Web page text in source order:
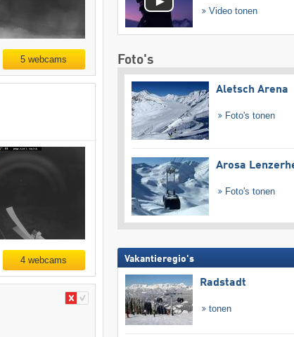
5 webcams
4 webcams
Video tonen
Foto's
Aletsch Arena
Foto's tonen
Arosa
Foto's tonen
Vakantieregio's
Radstadt
tonen